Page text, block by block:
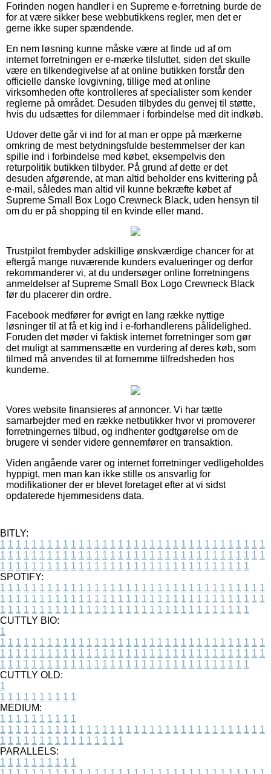
Forinden nogen handler i en Supreme e-forretning burde de
for at være sikker bese webbutikkens regler, men det er
gerne ikke super spændende.
En nem løsning kunne måske være at finde ud af om
internet forretningen er e-mærke tilsluttet, siden det skulle
være en tilkendegivelse af at online butikken forstår den
officielle danske lovgivning, tillige med at online
virksomheden ofte kontrolleres af specialister som kender
reglerne på området. Desuden tilbydes du genvej til støtte,
hvis du udsættes for dilemmaer i forbindelse med dit indkøb.
Udover dette går vi ind for at man er oppe på mærkerne
omkring de mest betydningsfulde bestemmelser der kan
spille ind i forbindelse med købet, eksempelvis den
returpolitik butikken tilbyder. På grund af dette er det
desuden afgørende, at man altid beholder ens kvittering på
e-mail, således man altid vil kunne bekræfte købet af
Supreme Small Box Logo Crewneck Black, uden hensyn til
om du er på shopping til en kvinde eller mand.
Trustpilot frembyder adskillige ønskværdige chancer for at
eftergå mange nuværende kunders evalueringer og derfor
rekommanderer vi, at du undersøger online forretningens
anmeldelser af Supreme Small Box Logo Crewneck Black
før du placerer din ordre.
Facebook medfører for øvrigt en lang række nyttige
løsninger til at få et kig ind i e-forhandlerens pålidelighed.
Foruden det møder vi faktisk internet forretninger som gør
det muligt at sammensætte en vurdering af deres køb, som
tilmed må anvendes til at fornemme tilfredsheden hos
kunderne.
Vores website finansieres af annoncer. Vi har tætte
samarbejder med en række netbutikker hvor vi promoverer
forretningernes tilbud, og indhenter godtgørelse om de
brugere vi sender videre gennemfører en transaktion.
Viden angående varer og internet forretninger vedligeholdes
hyppigt, men man kan ikke stille os ansvarlig for
modifikationer der er blevet foretaget efter at vi sidst
opdaterede hjemmesidens data.
BITLY:
1 1 1 1 1 1 1 1 1 1 1 1 1 1 1 1 1 1 1 1 1 1 1 1 1 1 1 1 1 1 1 1 1 1
1 1 1 1 1 1 1 1 1 1 1 1 1 1 1 1 1 1 1 1 1 1 1 1 1 1 1 1 1 1 1 1 1 1
1 1 1 1 1 1 1 1 1 1 1 1 1 1 1 1 1 1 1 1 1 1 1 1 1 1 1 1 1 1 1 1
SPOTIFY:
1 1 1 1 1 1 1 1 1 1 1 1 1 1 1 1 1 1 1 1 1 1 1 1 1 1 1 1 1 1 1 1 1 1
1 1 1 1 1 1 1 1 1 1 1 1 1 1 1 1 1 1 1 1 1 1 1 1 1 1 1 1 1 1 1 1 1 1
1 1 1 1 1 1 1 1 1 1 1 1 1 1 1 1 1 1 1 1 1 1 1 1 1 1 1 1 1 1 1 1
CUTTLY BIO:
1
1 1 1 1 1 1 1 1 1 1 1 1 1 1 1 1 1 1 1 1 1 1 1 1 1 1 1 1 1 1 1 1 1 1
1 1 1 1 1 1 1 1 1 1 1 1 1 1 1 1 1 1 1 1 1 1 1 1 1 1 1 1 1 1 1 1 1 1
1 1 1 1 1 1 1 1 1 1 1 1 1 1 1 1 1 1 1 1 1 1 1 1 1 1 1 1 1 1 1 1
CUTTLY OLD:
1
1 1 1 1 1 1 1 1 1 1
MEDIUM:
1 1 1 1 1 1 1 1 1 1
1 1 1 1 1 1 1 1 1 1 1 1 1 1 1 1 1 1 1 1 1 1 1 1 1 1 1 1 1 1 1 1 1 1
1 1 1 1 1 1 1 1 1 1 1 1 1 1 1 1
PARALLELS:
1 1 1 1 1 1 1 1 1 1